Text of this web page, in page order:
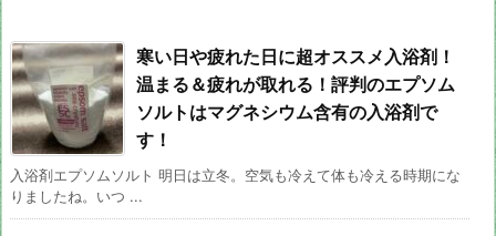
寒い日や疲れた日に超オススメ入浴剤！
温まる＆疲れが取れる！評判のエプソム
ソルトはマグネシウム含有の入浴剤で
す！
入浴剤エプソムソルト 明日は立冬。空気も冷えて体も冷える時期にな
りましたね。いつ ...